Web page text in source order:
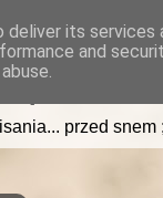
przed snem
its services
and